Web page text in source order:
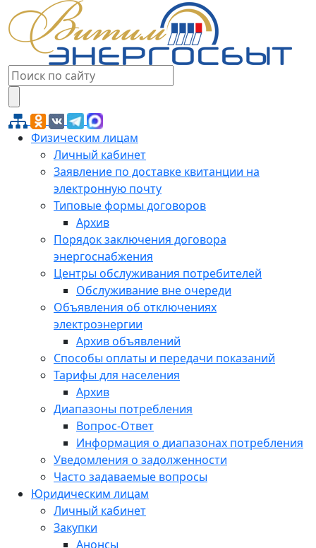
Физическим лицам
Личный кабинет
Заявление по доставке квитанции на
электронную почту
Типовые формы договоров
Архив
Порядок заключения договора
энергоснабжения
Центры обслуживания потребителей
Обслуживание вне очереди
Объявления об отключениях
электроэнергии
Архив объявлений
Способы оплаты и передачи показаний
Тарифы для населения
Архив
Диапазоны потребления
Вопрос-Ответ
Информация о диапазонах потребления
Уведомления о задолженности
Часто задаваемые вопросы
Юридическим лицам
Личный кабинет
Закупки
Анонсы